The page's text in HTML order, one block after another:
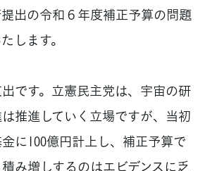
出の令和６年度補正予算の問題
します。
です。立憲民主党は、宇宙の研
推進していく立場ですが、当初
に100億円計上し、補正予算で
み増しするのはエビデンスに乏